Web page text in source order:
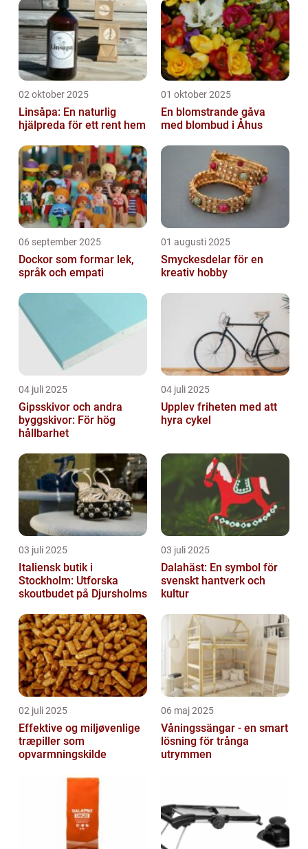
02 oktober 2025
Linsåpa: En naturlig
hjälpreda för ett rent hem
01 oktober 2025
En blomstrande gåva
med blombud i Åhus
06 september 2025
Dockor som formar lek,
språk och empati
01 augusti 2025
Smyckesdelar för en
kreativ hobby
04 juli 2025
Gipsskivor och andra
byggskivor: För hög
hållbarhet
04 juli 2025
Upplev friheten med att
hyra cykel
03 juli 2025
Italiensk butik i
Stockholm: Utforska
skoutbudet på Djursholms
03 juli 2025
Dalahäst: En symbol för
svenskt hantverk och
kultur
02 juli 2025
Effektive og miljøvenlige
træpiller som
opvarmningskilde
06 maj 2025
Våningssängar - en smart
lösning för trånga
utrymmen